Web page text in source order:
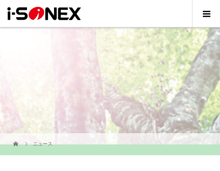
ニュース